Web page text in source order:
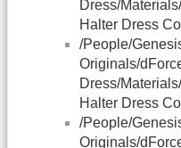
Dress/
Halter Dress
/People/
Originals/
Dress/
Halter Dress
/People/
Originals/